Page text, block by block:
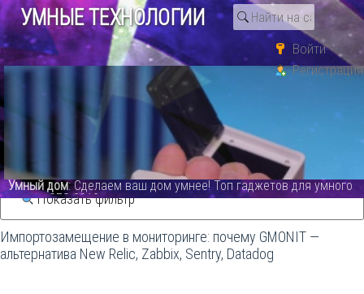
УМНЫЕ ТЕХНОЛОГИИ
Войти
Регистрация
гаджетов для умного СО: GSM WiFi сигнализация PG107
сегодня.PG 107 Alarm System -
Поиск по тегу «zabbix»
Показать фильтр
Импортозамещение в мониторинге: почему GMONIT —
альтернатива New Relic, Zabbix, Sentry, Datadog